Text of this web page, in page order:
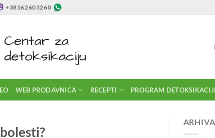
+38162603260
WEB PRODAVNICA RECEPTI PROGRAM